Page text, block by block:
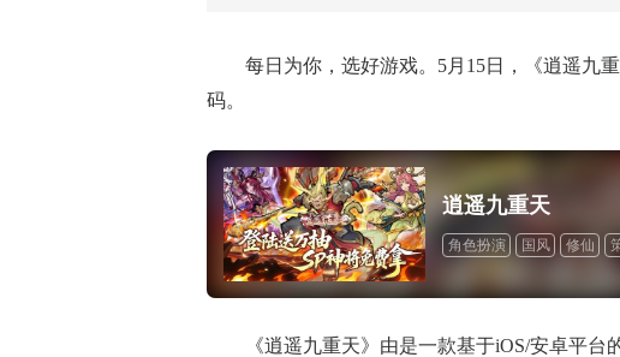
每日为你，选好游戏。5月15日，《逍遥九
码。
逍遥九重天
角色扮演 国风 修仙
《逍遥九重天》由是一款基于iOS/安卓平台